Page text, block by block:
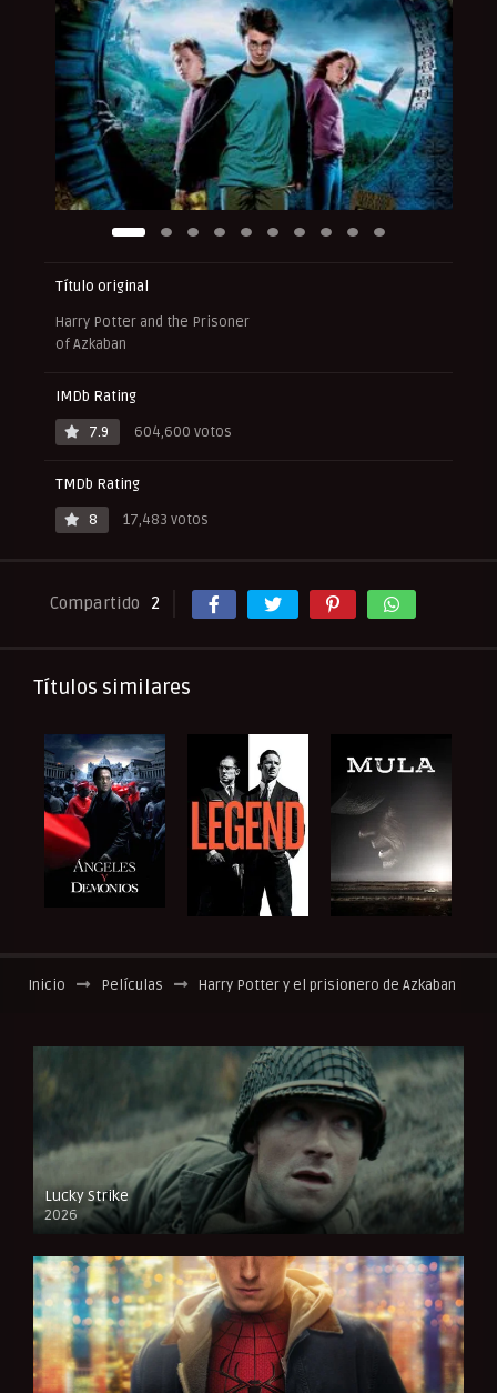
Título original
Harry Potter and the Prisoner
of Azkaban
IMDb Rating
7.9
604,600 votos
TMDb Rating
8
17,483 votos
Compartido 2
Títulos similares
Inicio Películas Harry Potter y el prisionero de Azkaban
Lucky Strike
2026
FULL HD